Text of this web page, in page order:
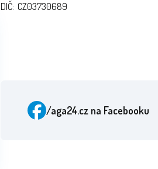
DIČ: CZ03730689
/aga24.cz na Facebooku